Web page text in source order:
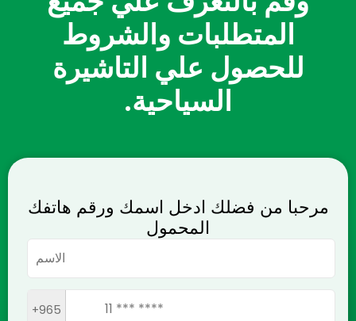
المتطلبات والشروط
للحصول علي التاشيرة
السياحية.
مرحبا من فضلك ادخل اسمك ورقم هاتفك
المحمول
+965